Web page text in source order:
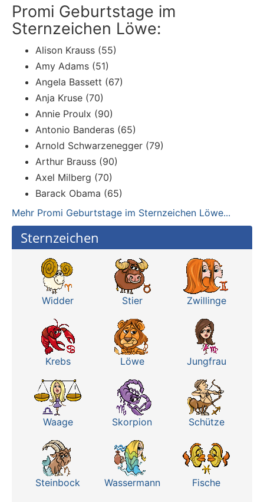
Promi Geburtstage im
Sternzeichen Löwe:
Alison Krauss (55)
Amy Adams (51)
Angela Bassett (67)
Anja Kruse (70)
Annie Proulx (90)
Antonio Banderas (65)
Arnold Schwarzenegger (79)
Arthur Brauss (90)
Axel Milberg (70)
Barack Obama (65)
Mehr Promi Geburtstage im Sternzeichen Löwe...
Sternzeichen
Widder Stier Zwillinge
Krebs Löwe Jungfrau
Waage Skorpion Schütze
Steinbock Wassermann Fische